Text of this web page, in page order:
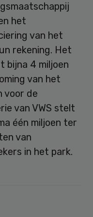
het
van het
rekening. Het
bijna 4 miljoen
van het
voor de
van VWS stelt
één miljoen ter
van
in het park.